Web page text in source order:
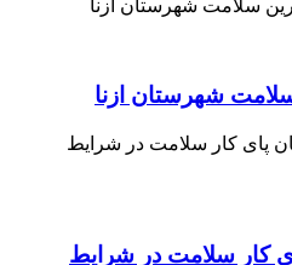
سلامت شهرستان ازنا
کار سلامت در شرایط